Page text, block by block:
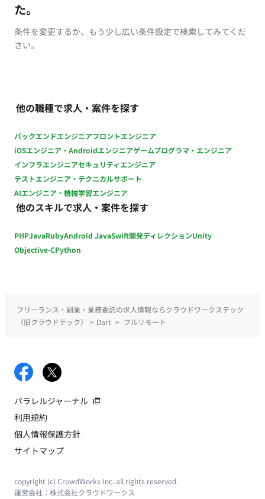
た。
条件を変更するか、もう少し広い条件設定で検索してみてくだ
さい。
他の職種で求人・案件を探す
バックエンドエンジニアフロントエンジニア
iOSエンジニア・Androidエンジニアゲームプログラマ・エンジニア
インフラエンジニアセキュリティエンジニア
テストエンジニア・テクニカルサポート
AIエンジニア・機械学習エンジニア
他のスキルで求人・案件を探す
PHPJavaRubyAndroid JavaSwift開発ディレクションUnity
Objective-CPython
フリーランス・副業・業務委託の求人情報ならクラウドワークステック
（旧クラウドテック）
> Dart > フルリモート
パラレルジャーナル
利用規約
個人情報保護方針
サイトマップ
copyright (c) CrowdWorks Inc. all rights reserved.
運営会社： 株式会社クラウドワークス